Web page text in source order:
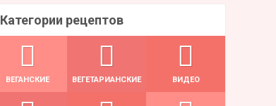
Категории рецептов
ВЕГАНСКИЕ ВЕГЕТАРИАНСКИЕ ВИДЕО